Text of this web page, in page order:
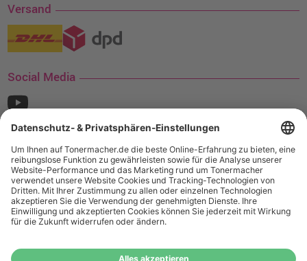
Versand
Social Media
¹ Nur gültig für den Versand innerhalb Deutschlands. Befindet sich ein Warenwert
von mindestens 35€ (inkl. Mwst.) an Ampertec Artikeln in Ihrem Warenkorb, ist der
Versand für Sie kostenfrei.